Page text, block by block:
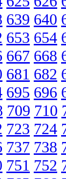
639 640
653 654
667 668
681 682
695 696
709 710
723 724
737 738
751 752